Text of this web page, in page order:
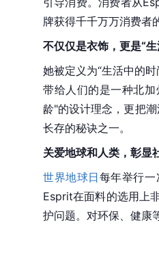
牌获得千千万万消费者
不仅仅是衣饰，更是“
她被定义为“生活中的
带给人们的是一种北加
龄"的设计理念，更把
长存的秘诀之一。
关爱地球和人类，彰显
世界地球日每年举行
Esprit在面料的选用上
护问题。对环保、健康